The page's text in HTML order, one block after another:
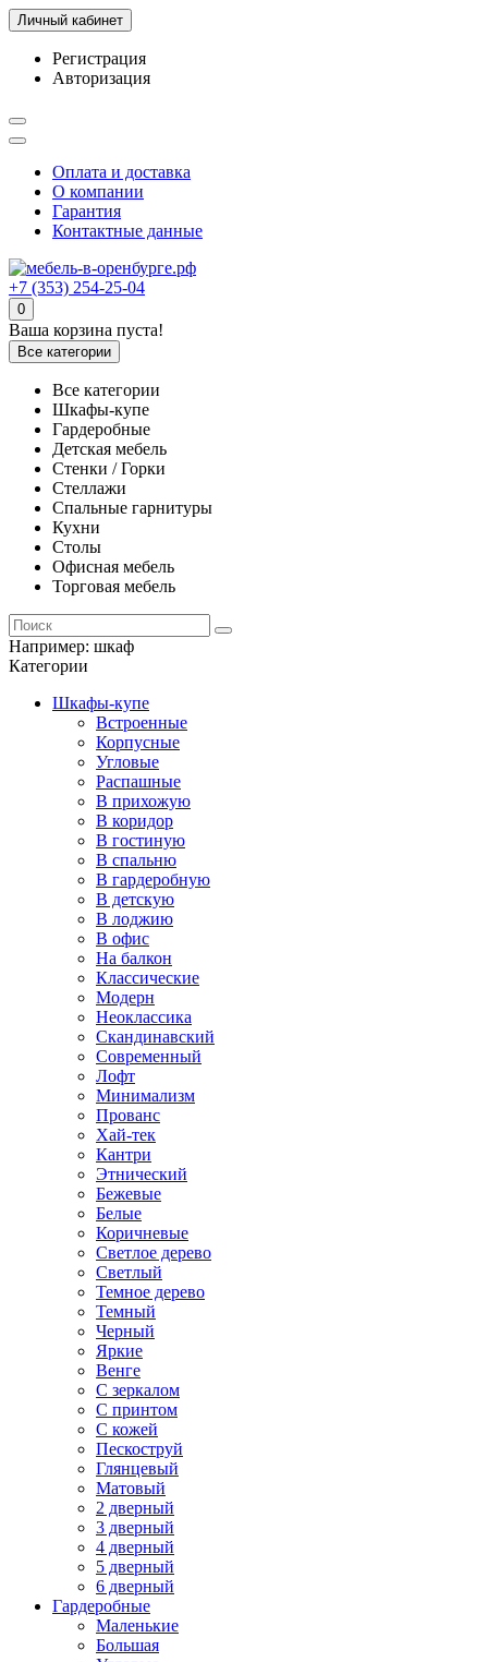
Личный кабинет
Регистрация
Авторизация
Оплата и доставка
О компании
Гарантия
Контактные данные
+7 (353) 254-25-04
0
Ваша корзина пуста!
Все категории
Все категории
Шкафы-купе
Гардеробные
Детская мебель
Стенки / Горки
Стеллажи
Спальные гарнитуры
Кухни
Столы
Офисная мебель
Торговая мебель
Например: шкаф
Категории
Шкафы-купе
Встроенные
Корпусные
Угловые
Распашные
В прихожую
В коридор
В гостиную
В спальню
В гардеробную
В детскую
В лоджию
В офис
На балкон
Классические
Модерн
Неоклассика
Скандинавский
Современный
Лофт
Минимализм
Прованс
Хай-тек
Кантри
Этнический
Бежевые
Белые
Коричневые
Светлое дерево
Светлый
Темное дерево
Темный
Черный
Яркие
Венге
С зеркалом
С принтом
С кожей
Пескоструй
Глянцевый
Матовый
2 дверный
3 дверный
4 дверный
5 дверный
6 дверный
Гардеробные
Маленькие
Большая